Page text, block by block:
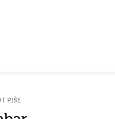
PIŠE